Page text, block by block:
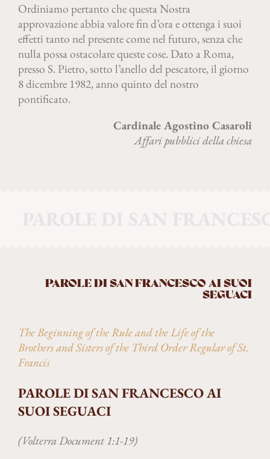
Ordiniamo pertanto che questa Nostra
approvazione abbia valore fin d’ora e ottenga i suoi
effetti tanto nel presente come nel futuro, senza che
nulla possa ostacolare queste cose. Dato a Roma,
presso S. Pietro, sotto l’anello del pescatore, il giorno
8 dicembre 1982, anno quinto del nostro
pontificato.
Cardinale Agostino Casaroli
Affari pubblici della chiesa
PAROLE DI SAN FRANCESCO AI SUOI
SEGUACI
The Beginning of the Rule and the Life of the
Brothers and Sisters of the Third Order Regular of St.
Francis
PAROLE DI SAN FRANCESCO AI
SUOI SEGUACI
(Volterra Document 1:1-19)